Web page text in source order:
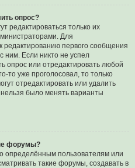
опрос?
редактироваться только их
Для
редактированию первого сообщения
ним. Если никто не успел
опрос или отредактировать любой
то уже проголосовал, то только
отредактировать или удалить
было менять варианты
форумы?
определённым пользователям или
такие форумы, создавать в